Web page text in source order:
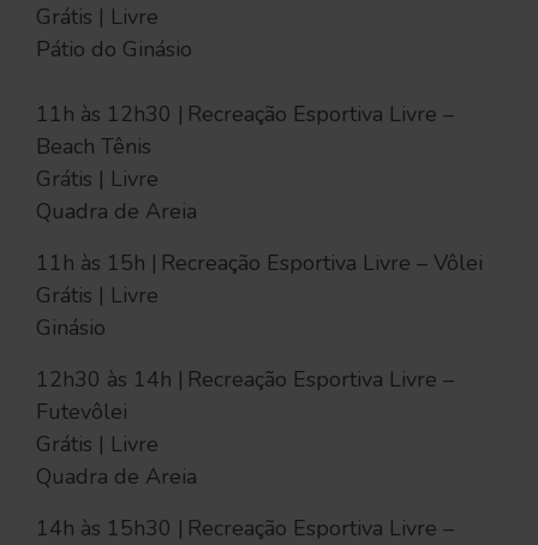
Grátis | Livre
Pátio do Ginásio
11h às 12h30 | Recreação Esportiva Livre –
Beach Tênis
Grátis | Livre
Quadra de Areia
11h às 15h | Recreação Esportiva Livre – Vôlei
Grátis | Livre
Ginásio
12h30 às 14h | Recreação Esportiva Livre –
Futevôlei
Grátis | Livre
Quadra de Areia
14h às 15h30 | Recreação Esportiva Livre –